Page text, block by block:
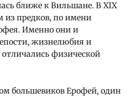
ближе к Вильшане. В XIX
из предков, по имени
Именно они и
жизнелюбия и
физической
большевиков Ерофей, один